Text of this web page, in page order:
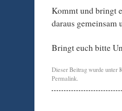
Kommt und bringt
daraus gemeinsam
Bringt euch bitte
Dieser Beitrag wurde unter
Permalink.